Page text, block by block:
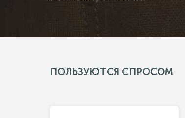
ПОЛЬЗУЮТСЯ СПРОСОМ